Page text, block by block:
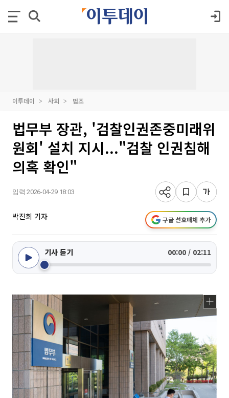
이투데이 사회 법조
법무부 장관, '검찰인권존중미래위
원회' 설치 지시..."검찰 인권침해
의혹 확인"
입력 2026-04-29 18:03
박진희 기자 구글 선호매체 추가
기사 듣기 00:00 / 02:11